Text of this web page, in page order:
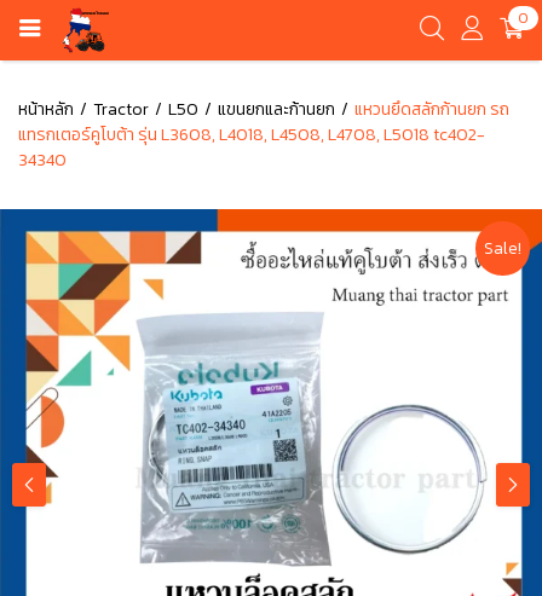
0
หน้าหลัก Tractor L50 แขนยกและก้านยก
แหวนยึดสลักก้านยก รถ
แทรกเตอร์คูโบต้า รุ่น L3608, L4018, L4508, L4708, L5018 tc402-
34340
Sale!